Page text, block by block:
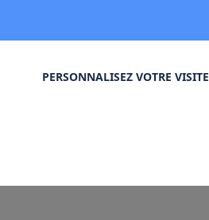
PERSONNALISEZ VOTRE VISITE